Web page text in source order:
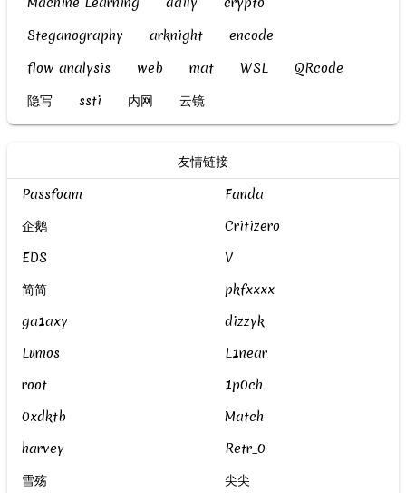
Steganography
arknight
encode
flow analysis
web mat WSL
QRcode
隐写
ssti 内网 云镜
友情链接
Passfoam
Fanda
企鹅
Critizero
EDS
V
简简
pkfxxxx
ga1axy
dizzyk
Lumos
L1near
root
1p0ch
0xdktb
Match
harvey
Retr_0
雪殇
尖尖